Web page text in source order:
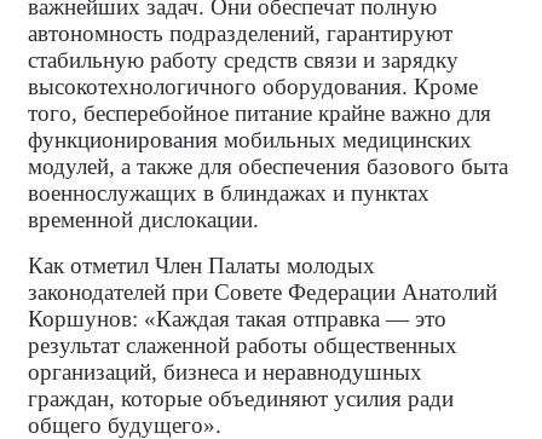
важнейших задач. Они обеспечат полную
автономность подразделений, гарантируют
стабильную работу средств связи и зарядку
высокотехнологичного оборудования. Кроме
того, бесперебойное питание крайне важно для
функционирования мобильных медицинских
модулей, а также для обеспечения базового быта
военнослужащих в блиндажах и пунктах
временной дислокации.
Как отметил Член Палаты молодых
законодателей при Совете Федерации Анатолий
Коршунов: «Каждая такая отправка — это
результат слаженной работы общественных
организаций, бизнеса и неравнодушных
граждан, которые объединяют усилия ради
общего будущего».